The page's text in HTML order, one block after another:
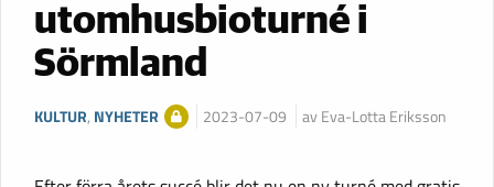
utomhusbioturné i
Sörmland
KULTUR, NYHETER 2023-07-09 av Eva-Lotta Eriksson